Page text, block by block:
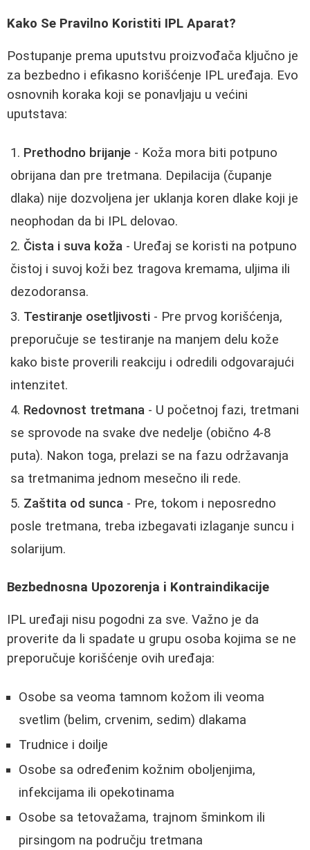
Kako Se Pravilno Koristiti IPL Aparat?
Postupanje prema uputstvu proizvođača ključno je
za bezbedno i efikasno korišćenje IPL uređaja. Evo
osnovnih koraka koji se ponavljaju u većini
uputstava:
Prethodno brijanje - Koža mora biti potpuno
obrijana dan pre tretmana. Depilacija (čupanje
dlaka) nije dozvoljena jer uklanja koren dlake koji je
neophodan da bi IPL delovao.
Čista i suva koža - Uređaj se koristi na potpuno
čistoj i suvoj koži bez tragova kremama, uljima ili
dezodoransa.
Testiranje osetljivosti - Pre prvog korišćenja,
preporučuje se testiranje na manjem delu kože
kako biste proverili reakciju i odredili odgovarajući
intenzitet.
Redovnost tretmana - U početnoj fazi, tretmani
se sprovode na svake dve nedelje (obično 4-8
puta). Nakon toga, prelazi se na fazu održavanja
sa tretmanima jednom mesečno ili rede.
Zaštita od sunca - Pre, tokom i neposredno
posle tretmana, treba izbegavati izlaganje suncu i
solarijum.
Bezbednosna Upozorenja i Kontraindikacije
IPL uređaji nisu pogodni za sve. Važno je da
proverite da li spadate u grupu osoba kojima se ne
preporučuje korišćenje ovih uređaja:
Osobe sa veoma tamnom kožom ili veoma
svetlim (belim, crvenim, sedim) dlakama
Trudnice i doilje
Osobe sa određenim kožnim oboljenjima,
infekcijama ili opekotinama
Osobe sa tetovažama, trajnom šminkom ili
pirsingom na području tretmana